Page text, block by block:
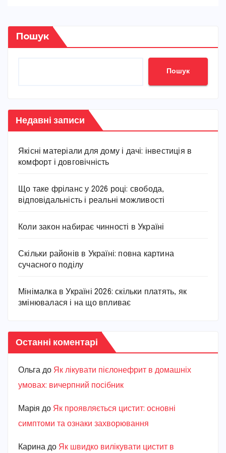
Пошук
Пошук
Недавні записи
Якісні матеріали для дому і дачі: інвестиція в
комфорт і довговічність
Що таке фріланс у 2026 році: свобода,
відповідальність і реальні можливості
Коли закон набирає чинності в Україні
Скільки районів в Україні: повна картина
сучасного поділу
Мінімалка в Україні 2026: скільки платять, як
змінювалася і на що впливає
Останні коментарі
Ольга до Як лікувати пієлонефрит в домашніх
умовах: вичерпний посібник
Марiя до Як проявляється цистит: основні
симптоми та ознаки захворювання
Карина до Як швидко вилікувати цистит в